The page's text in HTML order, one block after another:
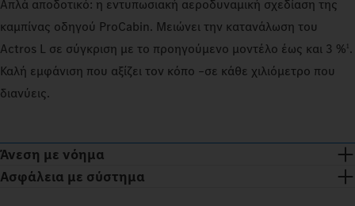
Απλά αποδοτικό: η εντυπωσιακή αεροδυναμική σχεδίαση της
καμπίνας οδηγού ProCabin. Μειώνει την κατανάλωση του
Actros L σε σύγκριση με το προηγούμενο μοντέλο έως και 3 % 1 .
Καλή εμφάνιση που αξίζει τον κόπο –σε κάθε χιλιόμετρο που
διανύεις.
Άνεση με νόημα
Ασφάλεια με σύστημα